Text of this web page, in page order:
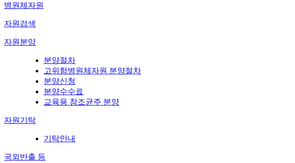
병원체자원
자원검색
자원분양
분양절차
고위험병원체자원 분양절차
분양신청
분양수수료
교육용 참조균주 분양
자원기탁
기탁안내
국외반출 등